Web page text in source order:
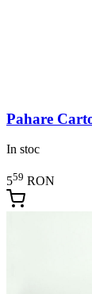
Pahare
In stoc
559 RON